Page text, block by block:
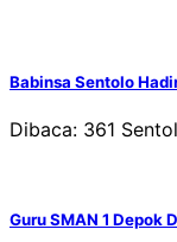
Babinsa Sentolo
Dibaca: 361
Guru SMAN 1 Depok